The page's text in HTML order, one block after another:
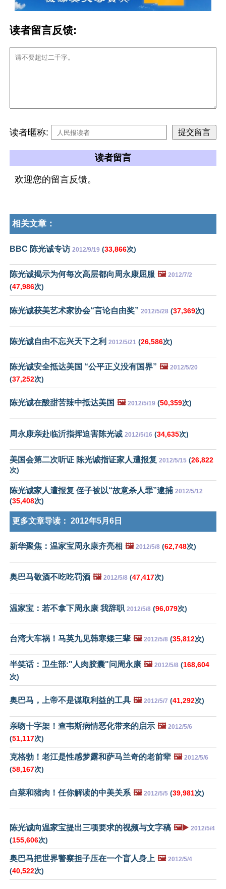
读者留言反馈:
读者暱称:
读者留言
欢迎您的留言反馈。
相关文章：
BBC 陈光诚专访 2012/9/19 (33,866次)
陈光诚揭示为何每次高层都向周永康屈服 🖼️ 2012/7/2
(47,986次)
陈光诚获美艺术家协会“言论自由奖” 2012/5/28 (37,369次)
陈光诚自由不忘兴天下之利 2012/5/21 (26,586次)
陈光诚安全抵达美国 “公平正义没有国界” 🖼️ 2012/5/20
(37,252次)
陈光诚在酸甜苦辣中抵达美国 🖼️ 2012/5/19 (50,359次)
周永康亲赴临沂指挥迫害陈光诚 2012/5/16 (34,635次)
美国会第二次听证 陈光诚指证家人遭报复 2012/5/15 (26,822
次)
陈光诚家人遭报复 侄子被以“故意杀人罪”逮捕 2012/5/12
(35,408次)
更多文章导读： 2012年5月6日
新华聚焦：温家宝周永康齐亮相 🖼️ 2012/5/8 (62,748次)
奥巴马敬酒不吃吃罚酒 🖼️ 2012/5/8 (47,417次)
温家宝：若不拿下周永康 我辞职 2012/5/8 (96,079次)
台湾大车祸！马英九见韩寒矮三辈 🖼️ 2012/5/8 (35,812次)
半笑话：卫生部:"人肉胶囊"问周永康 🖼️ 2012/5/8 (168,604
次)
奥巴马，上帝不是谋取利益的工具 🖼️ 2012/5/7 (41,292次)
亲吻十字架！查韦斯病情恶化带来的启示 🖼️ 2012/5/6
(51,117次)
克格勃！老江是性感梦露和萨马兰奇的老前辈 🖼️ 2012/5/6
(58,167次)
白菜和猪肉！任你解读的中美关系 🖼️ 2012/5/5 (39,981次)
陈光诚向温家宝提出三项要求的视频与文字稿 🖼️▶️ 2012/5/4
(155,606次)
奥巴马把世界警察担子压在一个盲人身上 🖼️ 2012/5/4
(40,522次)